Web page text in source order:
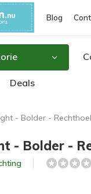
Blog
Deals
- Bolder -
- Bolder -